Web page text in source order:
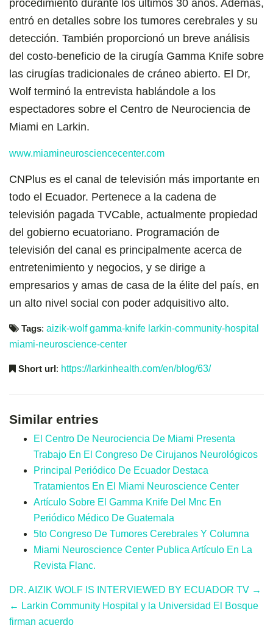
procedimiento durante los últimos 30 años. Además,
entró en detalles sobre los tumores cerebrales y su
detección. También proporcionó un breve análisis
del costo-beneficio de la cirugía Gamma Knife sobre
las cirugías tradicionales de cráneo abierto. El Dr,
Wolf terminó la entrevista hablándole a los
espectadores sobre el Centro de Neurociencia de
Miami en Larkin.
www.miamineurosciencecenter.com
CNPlus es el canal de televisión más importante en
todo el Ecuador. Pertenece a la cadena de
televisión pagada TVCable, actualmente propiedad
del gobierno ecuatoriano. Programación de
televisión del canal es principalmente acerca de
entretenimiento y negocios, y se dirige a
empresarios y amas de casa de la élite del país, en
un alto nivel social con poder adquisitivo alto.
Tags: aizik-wolf gamma-knife larkin-community-hospital
miami-neuroscience-center
Short url: https://larkinhealth.com/en/blog/63/
Similar entries
El Centro De Neurociencia De Miami Presenta
Trabajo En El Congreso De Cirujanos Neurológicos
Principal Periódico De Ecuador Destaca
Tratamientos En El Miami Neuroscience Center
Artículo Sobre El Gamma Knife Del Mnc En
Periódico Médico De Guatemala
5to Congreso De Tumores Cerebrales Y Columna
Miami Neuroscience Center Publica Artículo En La
Revista Flanc.
DR. AIZIK WOLF IS INTERVIEWED BY ECUADOR TV →
← Larkin Community Hospital y la Universidad El Bosque
firman acuerdo